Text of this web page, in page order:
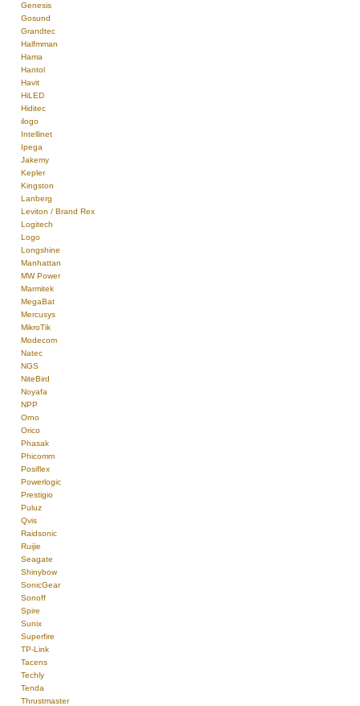
Genesis
Gosund
Grandtec
Halfmman
Hama
Hantol
Havit
HiLED
Hiditec
ilogo
Intellinet
Ipega
Jakemy
Kepler
Kingston
Lanberg
Leviton / Brand Rex
Logitech
Logo
Longshine
Manhattan
MW Power
Marmitek
MegaBat
Mercusys
MikroTik
Modecom
Natec
NGS
NiteBird
Noyafa
NPP
Orno
Orico
Phasak
Phicomm
Posiflex
Powerlogic
Prestigio
Puluz
Qvis
Raidsonic
Ruijie
Seagate
Shinybow
SonicGear
Sonoff
Spire
Sunix
Superfire
TP-Link
Tacens
Techly
Tenda
Thrustmaster